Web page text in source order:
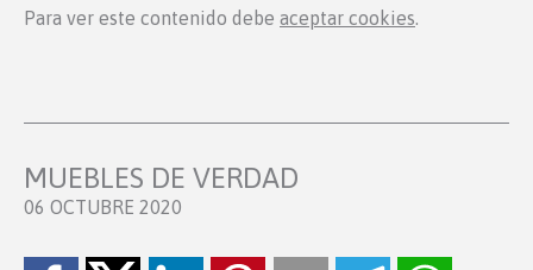
Para ver este contenido debe aceptar cookies.
MUEBLES DE VERDAD
06 OCTUBRE 2020